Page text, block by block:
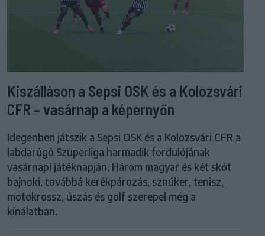
Kiszálláson a Sepsi OSK és a Kolozsvári
CFR – vasárnap a képernyőn
Idegenben játszik a Sepsi OSK és a Kolozsvári CFR a
labdarúgó Szuperliga harmadik fordulójának
vasárnapi játéknapján. Három magyar és két skót
bajnoki, továbbá kerékpározás, sznúker, tenisz,
motokrossz, úszás és golf szerepel még a
kínálatban.